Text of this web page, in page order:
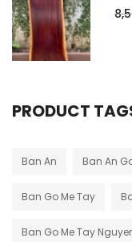
PRODUCT
Ban An Ban An
Ban Go Me Tay
Ban Go Me Tay